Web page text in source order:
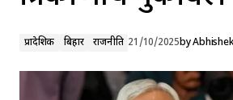
प्रादेशिक बिहार राजनीति 21/10/2025by